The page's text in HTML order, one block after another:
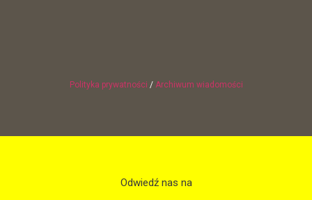
Polityka prywatności / Archiwum wiadomości
Odwiedź nas na